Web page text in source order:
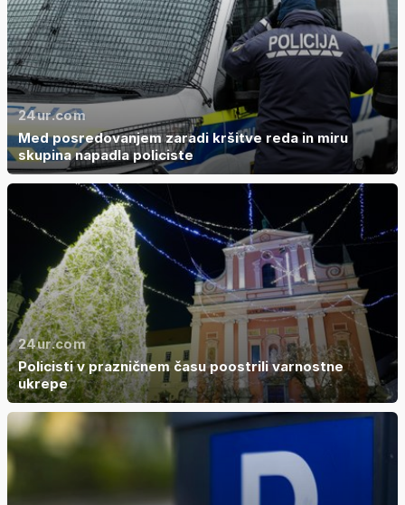
24ur.com
Med posredovanjem zaradi kršitve reda in miru
skupina napadla policiste
24ur.com
Policisti v prazničnem času poostrili varnostne
ukrepe